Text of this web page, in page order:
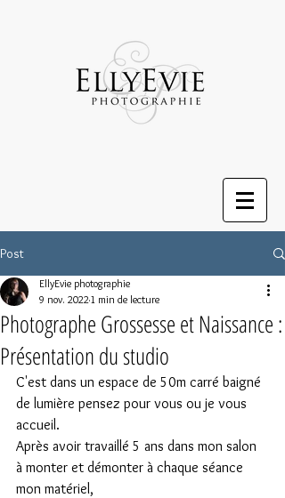
Post
Photographe Grossesse et Naissance :
Présentation du studio
EllyEvie photographie
9 nov. 20221 min de lecture
C'est dans un espace de 50m carré baigné
de lumière pensez pour vous ou je vous
accueil.
Après avoir travaillé 5 ans dans mon salon
à monter et démonter à chaque séance
mon matériel,